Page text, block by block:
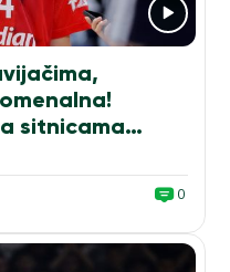
sitnicama…
0